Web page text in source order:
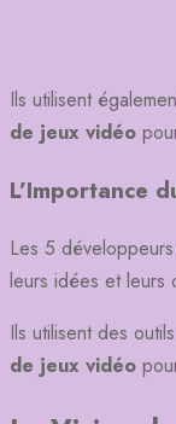
Ils utilisent
de jeux vidéo
L’Importance
Les 5
leurs idées et leurs
Ils utilisent des
de jeux vidéo